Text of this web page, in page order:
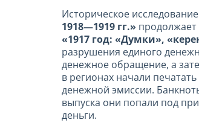
Историческое
1918—1919 гг.»
«1917 год: «Думки»,
разрушения единого
денежное обращение, а
в регионах начали
денежной эмиссии.
выпуска они попали под
деньги.